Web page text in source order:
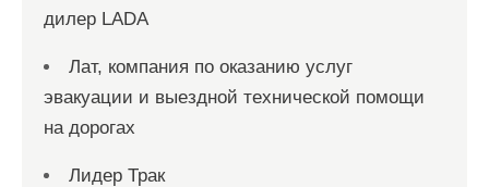
дилер LADA
Лат, компания по оказанию услуг
эвакуации и выездной технической помощи
на дорогах
Лидер Трак